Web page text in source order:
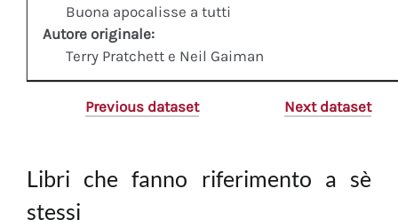
Buona apocalisse a tutti
Autore originale:
Terry Pratchett e Neil Gaiman
Previous dataset Next dataset
Libri che fanno riferimento a sè
stessi